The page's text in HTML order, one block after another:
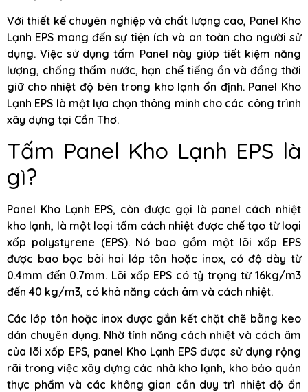
Với thiết kế chuyên nghiệp và chất lượng cao, Panel Kho
Lạnh EPS mang đến sự tiện ích và an toàn cho người sử
dụng. Việc sử dụng tấm Panel này giúp tiết kiệm năng
lượng, chống thấm nước, hạn chế tiếng ồn và đồng thời
giữ cho nhiệt độ bên trong kho lạnh ổn định. Panel Kho
Lạnh EPS là một lựa chọn thông minh cho các công trình
xây dựng tại Cần Thơ.
Tấm Panel Kho Lạnh EPS là
gì?
Panel Kho Lạnh EPS, còn được gọi là panel cách nhiệt
kho lạnh, là một loại tấm cách nhiệt được chế tạo từ loại
xốp polystyrene (EPS). Nó bao gồm một lõi xốp EPS
được bao bọc bởi hai lớp tôn hoặc inox, có độ dày từ
0.4mm đến 0.7mm. Lõi xốp EPS có tỷ trọng từ 16kg/m3
đến 40 kg/m3, có khả năng cách âm và cách nhiệt.
Các lớp tôn hoặc inox được gắn kết chặt chẽ bằng keo
dán chuyên dụng. Nhờ tính năng cách nhiệt và cách âm
của lõi xốp EPS, panel Kho Lạnh EPS được sử dụng rộng
rãi trong việc xây dựng các nhà kho lạnh, kho bảo quản
thực phẩm và các không gian cần duy trì nhiệt độ ổn